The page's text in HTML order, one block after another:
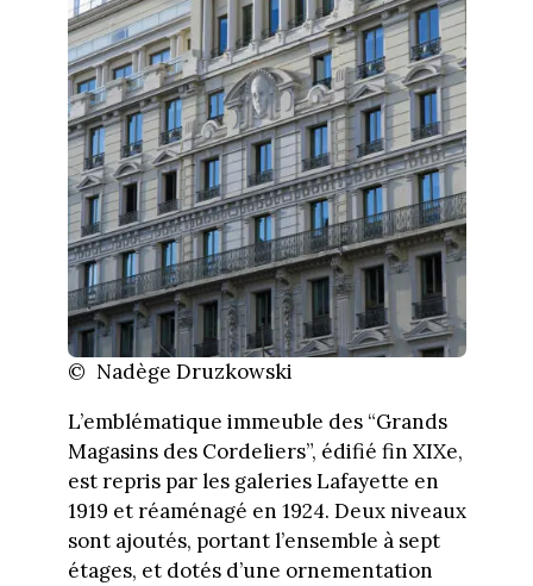
© Nadège Druzkowski
L’emblématique immeuble des “Grands
Magasins des Cordeliers”, édifié fin XIXe,
est repris par les galeries Lafayette en
1919 et réaménagé en 1924. Deux niveaux
sont ajoutés, portant l’ensemble à sept
étages, et dotés d’une ornementation